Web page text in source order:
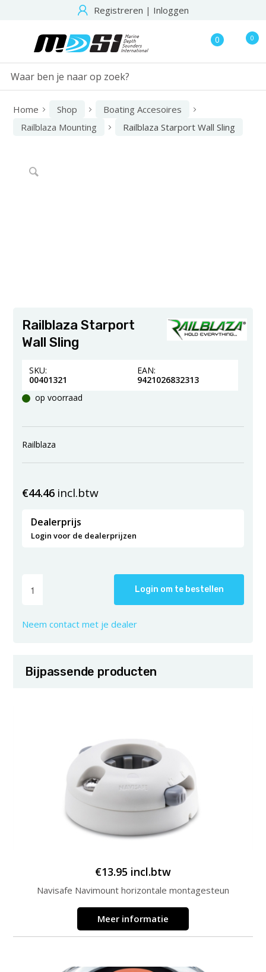
Registreren | Inloggen
0 0
Home Shop
Boating Accesoires
Railblaza Mounting
Railblaza Starport Wall Sling
Railblaza Starport
Wall Sling
SKU:
00401321
EAN:
9421026832313
op voorraad
Railblaza
€44.46 incl.btw
Dealerprijs
Login voor de dealerprijzen
Login om te bestellen
Neem contact met je dealer
Bijpassende producten
€13.95 incl.btw
Navisafe Navimount horizontale montagesteun
Meer informatie